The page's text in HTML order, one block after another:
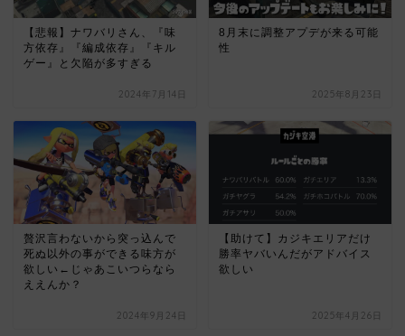
【悲報】ナワバリさん、『味
方依存』『編成依存』『キル
ゲー』と欠陥が多すぎる
2024年7月14日
8月末に調整アプデが来る可能
性
2025年8月23日
贅沢言わないから突っ込んで
死ぬ以外の事ができる味方が
欲しい←じゃあこいつらなら
ええんか？
2024年9月24日
【助けて】カジキエリアだけ
勝率ヤバいんだがアドバイス
欲しい
2025年4月26日